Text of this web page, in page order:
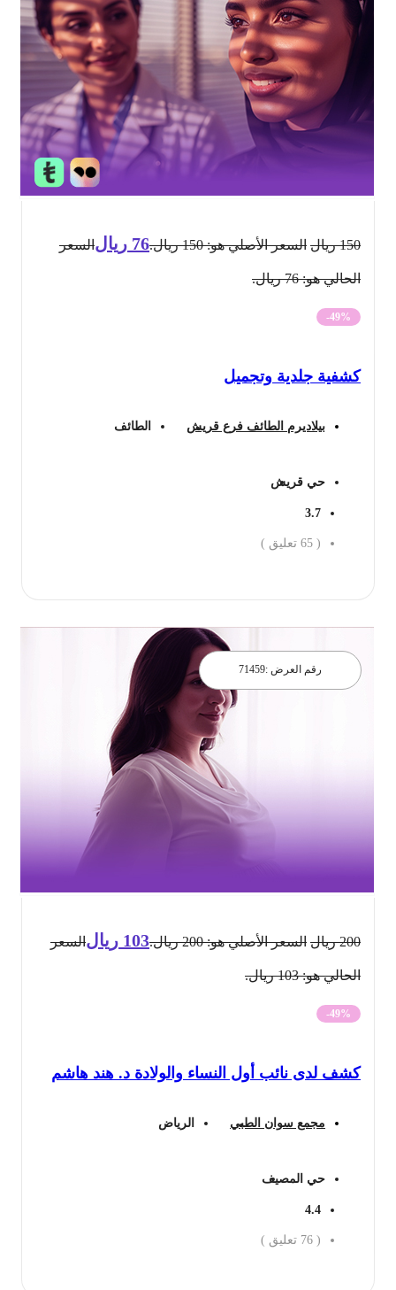
ريال السعر الأصلي هو: 150 ريال. 76 ريالالسعر
الحالي هو: 76 ريال.
-49%
كشفية جلدية وتجميل
بيلاديرم الطائف فرع قريش الطائف
حي قريش
3.7
65 تعليق )
رقم العرض : 71459
ريال السعر الأصلي هو: 200 ريال. 103 ريالالسعر
الحالي هو: 103 ريال.
-49%
كشف لدى نائب أول النساء والولادة د. هند هاشم
مجمع سوان الطبي الرياض
حي المصيف
4.4
76 تعليق )